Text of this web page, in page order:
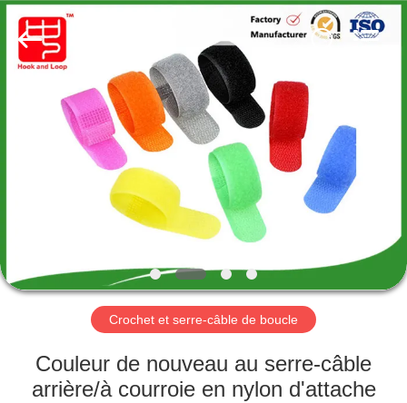
MAISON
PRODUITS
À
PROPOS
NOUS
Shenzhen
Zhongda
Crochet et serre-câble de boucle
Couleur de nouveau au serre-câble
arrière/à courroie en nylon d'attache